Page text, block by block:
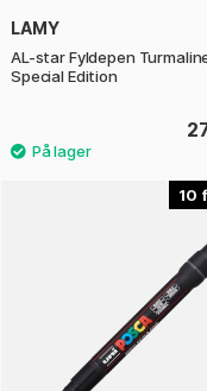
LAMY
AL-star Fyldepen
Special Edition
10